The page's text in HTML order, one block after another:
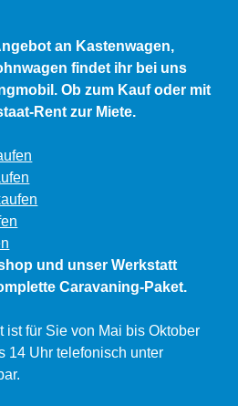
an Kastenwagen,
findet ihr bei uns
Ob zum Kauf oder mit
Rent zur Miete.
und unser Werkstatt
Caravaning-Paket.
ist für Sie von Mai bis Oktober
14 Uhr telefonisch unter